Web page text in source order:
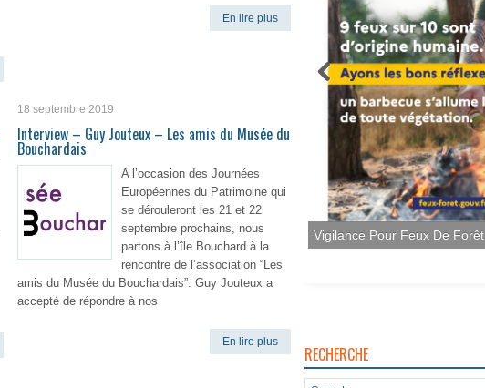
En lire plus
18 septembre 2019
Interview – Guy Jouteux – Les amis du Musée du
Bouchardais
A l’occasion des Journées
Européennes du Patrimoine qui
se dérouleront les 21 et 22
septembre prochains, nous
partons à l’île Bouchard à la
rencontre de l’association “Les
amis du Musée du Bouchardais”. Guy Jouteux a
accepté de répondre à nos
En lire plus
Vigilance Pour Feux De Forêt
RECHERCHE